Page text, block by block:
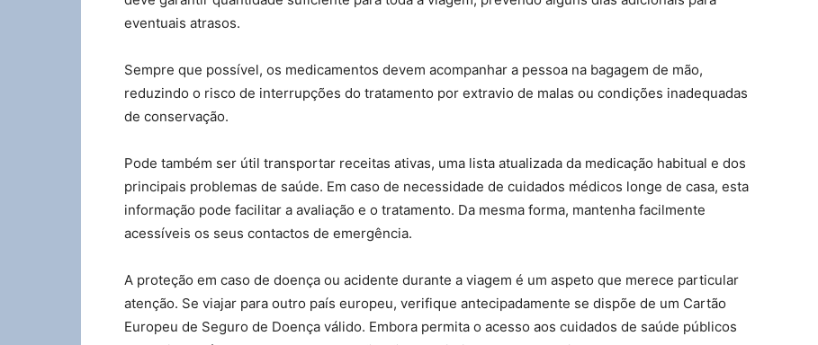
eventuais atrasos.
Sempre que possível, os medicamentos devem acompanhar a pessoa na bagagem de mão,
reduzindo o risco de interrupções do tratamento por extravio de malas ou condições inadequadas
de conservação.
Pode também ser útil transportar receitas ativas, uma lista atualizada da medicação habitual e dos
principais problemas de saúde. Em caso de necessidade de cuidados médicos longe de casa, esta
informação pode facilitar a avaliação e o tratamento. Da mesma forma, mantenha facilmente
acessíveis os seus contactos de emergência.
A proteção em caso de doença ou acidente durante a viagem é um aspeto que merece particular
atenção. Se viajar para outro país europeu, verifique antecipadamente se dispõe de um Cartão
Europeu de Seguro de Doença válido. Embora permita o acesso aos cuidados de saúde públicos